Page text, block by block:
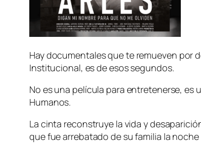
Hay documentales que te remueven por
Institucional, es de esos segundos.
No es una película para entretenerse,
Humanos.
La cinta reconstruye la vida y
que fue arrebatado de su familia la